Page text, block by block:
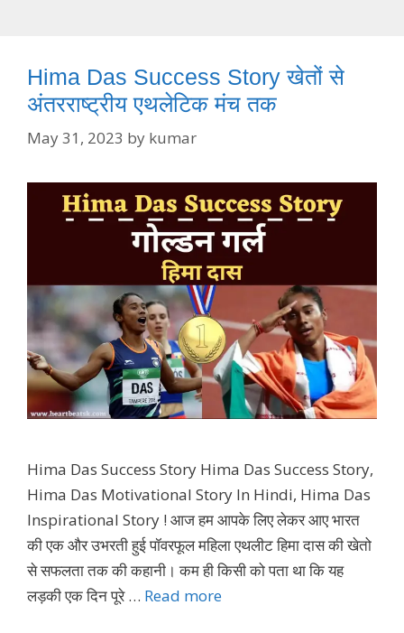
Hima Das Success Story खेतों से
अंतरराष्ट्रीय एथलेटिक मंच तक
May 31, 2023 by kumar
Hima Das Success Story Hima Das Success Story,
Hima Das Motivational Story In Hindi, Hima Das
Inspirational Story ! आज हम आपके लिए लेकर आए भारत
की एक और उभरती हुई पॉवरफूल महिला एथलीट हिमा दास की खेतो
से सफलता तक की कहानी। कम ही किसी को पता था कि यह
लड़की एक दिन पूरे … Read more